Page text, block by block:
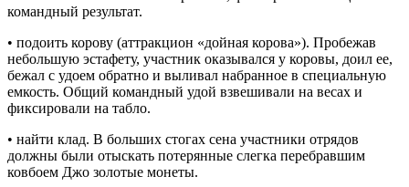
командный результат.
• подоить корову (аттракцион «дойная корова»). Пробежав
небольшую эстафету, участник оказывался у коровы, доил ее,
бежал с удоем обратно и выливал набранное в специальную
емкость. Общий командный удой взвешивали на весах и
фиксировали на табло.
• найти клад. В больших стогах сена участники отрядов
должны были отыскать потерянные слегка перебравшим
ковбоем Джо золотые монеты.